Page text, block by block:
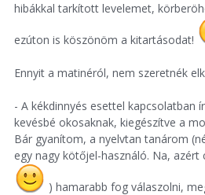
hibákkal tarkított levelemet,
ezúton is köszönöm a kitartásodat!
Ennyit a matinéról, nem szeretnék
- A kékdinnyés esettel kapcsolatban
kevésbé okosaknak, kiegészítve a
Bár gyanítom, a nyelvtan tanárom
egy nagy kötőjel-használó. Na, azért
) hamarabb fog válaszolni,